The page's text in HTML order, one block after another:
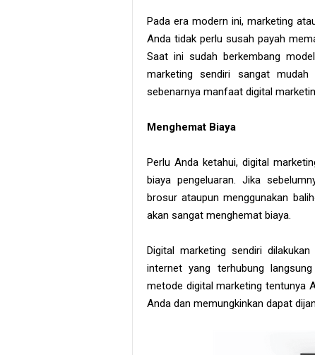
Pada era modern ini, marketing
Anda tidak perlu susah payah
Saat ini sudah berkembang
marketing sendiri sangat
sebenarnya manfaat digital
Menghemat Biaya
Perlu Anda ketahui, digital
biaya pengeluaran. Jika
brosur ataupun menggunakan
akan sangat menghemat biaya.
Digital marketing sendiri
internet yang terhubung
metode digital marketing tentunya
Anda dan memungkinkan dapat